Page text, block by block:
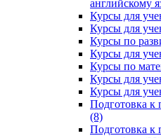
английскому
Курсы для
Курсы для
Курсы по
Курсы для
Курсы по
Курсы для
Курсы для
Подготовка к
(8)
Подготовка к